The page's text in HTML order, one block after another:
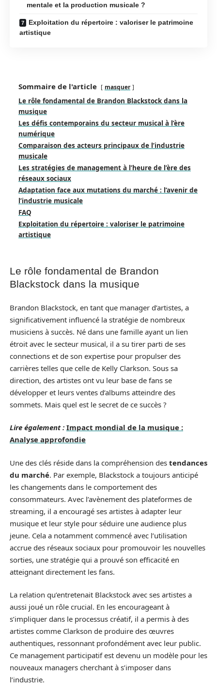
mentale et la production musicale ?
Exploitation du répertoire : valoriser le patrimoine
artistique
Sommaire de l'article masquer
Le rôle fondamental de Brandon Blackstock dans la
musique
Les défis contemporains du secteur musical à l’ère
numérique
Comparaison des acteurs principaux de l’industrie
musicale
Les stratégies de management à l’heure de l’ère des
réseaux sociaux
Adaptation face aux mutations du marché : l’avenir de
l’industrie musicale
FAQ
Exploitation du répertoire : valoriser le patrimoine
artistique
Le rôle fondamental de Brandon
Blackstock dans la musique
Brandon Blackstock, en tant que manager d’artistes, a
significativement influencé la stratégie de nombreux
musiciens à succès. Né dans une famille ayant un lien
étroit avec le secteur musical, il a su tirer parti de ses
connections et de son expertise pour propulser des
carrières telles que celle de Kelly Clarkson. Sous sa
direction, des artistes ont vu leur base de fans se
développer et leurs ventes d’albums atteindre des
sommets. Mais quel est le secret de ce succès ?
Lire également : Impact mondial de la musique :
Analyse approfondie
Une des clés réside dans la compréhension des tendances
du marché. Par exemple, Blackstock a toujours anticipé
les changements dans le comportement des
consommateurs. Avec l’avènement des plateformes de
streaming, il a encouragé ses artistes à adapter leur
musique et leur style pour séduire une audience plus
jeune. Cela a notamment commencé avec l’utilisation
accrue des réseaux sociaux pour promouvoir les nouvelles
sorties, une stratégie qui a prouvé son efficacité en
atteignant directement les fans.
La relation qu’entretenait Blackstock avec ses artistes a
aussi joué un rôle crucial. En les encourageant à
s’impliquer dans le processus créatif, il a permis à des
artistes comme Clarkson de produire des œuvres
authentiques, ressonnant profondément avec leur public.
Ce management participatif est devenu un modèle pour les
nouveaux managers cherchant à s’imposer dans
l’industrie.